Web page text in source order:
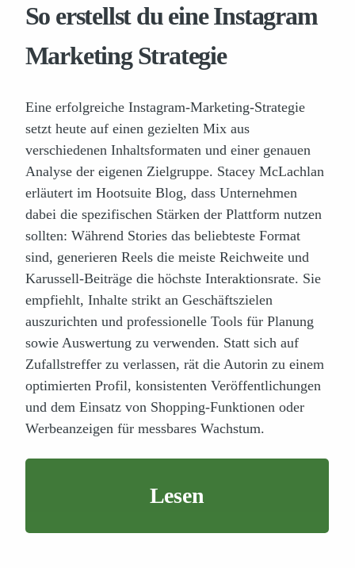
So erstellst du eine Instagram
Marketing Strategie
Eine erfolgreiche Instagram-Marketing-Strategie
setzt heute auf einen gezielten Mix aus
verschiedenen Inhaltsformaten und einer genauen
Analyse der eigenen Zielgruppe. Stacey McLachlan
erläutert im Hootsuite Blog, dass Unternehmen
dabei die spezifischen Stärken der Plattform nutzen
sollten: Während Stories das beliebteste Format
sind, generieren Reels die meiste Reichweite und
Karussell-Beiträge die höchste Interaktionsrate. Sie
empfiehlt, Inhalte strikt an Geschäftszielen
auszurichten und professionelle Tools für Planung
sowie Auswertung zu verwenden. Statt sich auf
Zufallstreffer zu verlassen, rät die Autorin zu einem
optimierten Profil, konsistenten Veröffentlichungen
und dem Einsatz von Shopping-Funktionen oder
Werbeanzeigen für messbares Wachstum.
Lesen